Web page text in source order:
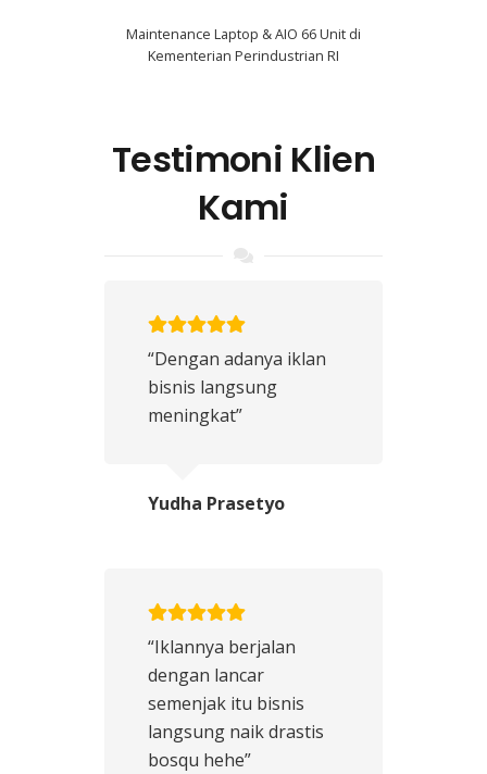
Maintenance Laptop & AIO 66 Unit di
Kementerian Perindustrian RI
Testimoni Klien
Kami
“Dengan adanya iklan
bisnis langsung
meningkat”
Yudha Prasetyo
“Iklannya berjalan
dengan lancar
semenjak itu bisnis
langsung naik drastis
bosqu hehe”